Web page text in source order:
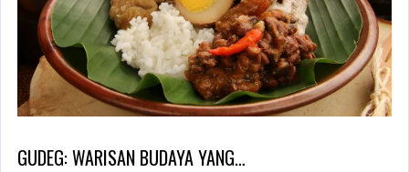
GUDEG: WARISAN BUDAYA YANG…